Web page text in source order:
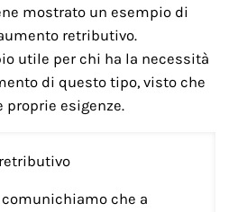
mostrato un esempio di
retributivo.
utile per chi ha la necessità
di questo tipo, visto che
proprie esigenze.
che a